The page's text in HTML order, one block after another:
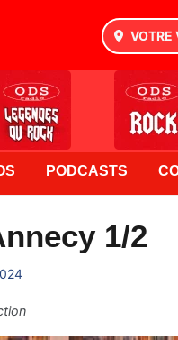
VOTRE
PODCASTS
1/2